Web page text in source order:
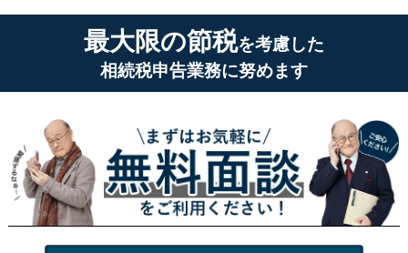
最大限の節税を考慮した
相続税申告業務に努めます